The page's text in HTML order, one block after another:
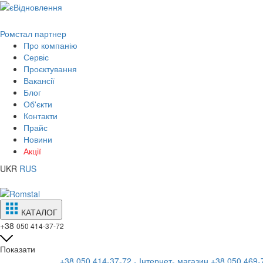
Ромстал партнер
Про компанію
Сервіс
Проєктування
Вакансії
Блог
Об'єкти
Контакти
Прайс
Новини
Акції
UKR RUS
КАТАЛОГ
+38 050 414-37-72
Показати
+38 050 414-37-72 - Інтернет- магазин +38 050